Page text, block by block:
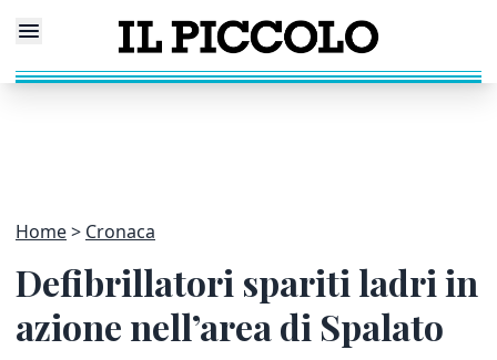
Home Cronaca
Defibrillatori spariti ladri in
azione nell’area di Spalato